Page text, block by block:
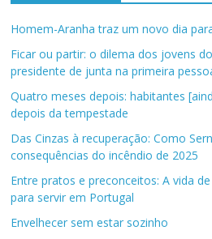
Homem-Aranha traz um novo dia
Ficar ou partir: o dilema dos jovens
presidente de junta na primeira
Quatro meses depois: habitantes
depois da tempestade
Das Cinzas à recuperação: Como
consequências do incêndio de 2025
Entre pratos e preconceitos: A vida
para servir em Portugal
Envelhecer sem estar sozinho